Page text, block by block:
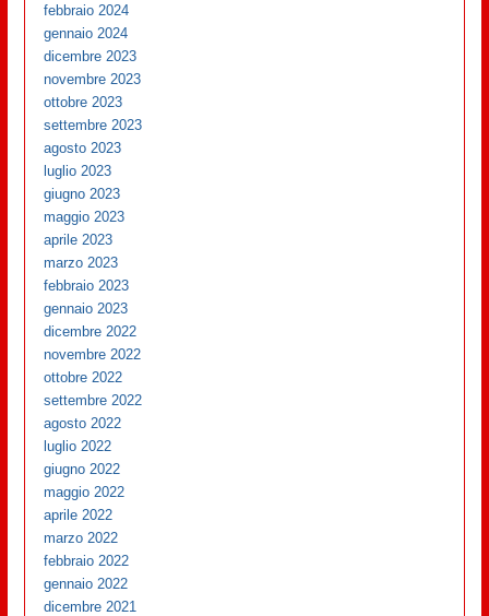
febbraio 2024
gennaio 2024
dicembre 2023
novembre 2023
ottobre 2023
settembre 2023
agosto 2023
luglio 2023
giugno 2023
maggio 2023
aprile 2023
marzo 2023
febbraio 2023
gennaio 2023
dicembre 2022
novembre 2022
ottobre 2022
settembre 2022
agosto 2022
luglio 2022
giugno 2022
maggio 2022
aprile 2022
marzo 2022
febbraio 2022
gennaio 2022
dicembre 2021